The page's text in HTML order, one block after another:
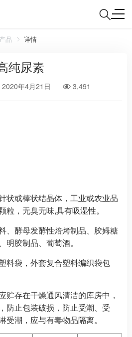
品 详情
纯尿素
2020年4月21日 3,491
状或棒状结晶体，工业或农业品
粒，无臭无味,具有吸湿性。
、酵母发酵性焙烤制品、胶姆糖
胶制品、葡萄酒。
料袋，外套复合塑料编织袋包
贮存在干燥通风清洁的库房中，
防止包装破损，防止受潮、受
潮，应与有毒物品隔离。